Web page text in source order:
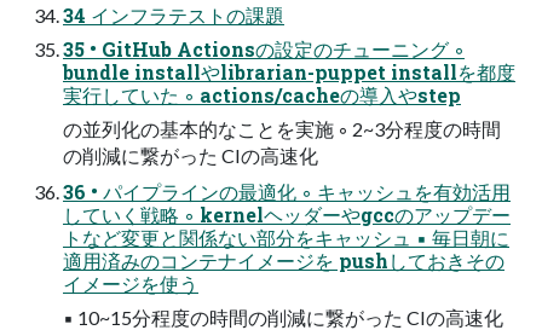
34 インフラテストの課題
35 • GitHub Actionsの設定のチューニング ◦
bundle installやlibrarian-puppet installを都度
実行していた ◦ actions/cacheの導入やstep
の並列化の基本的なことを実施 ◦ 2~3分程度の時間
の削減に繋がった CIの高速化
36 • パイプラインの最適化 ◦ キャッシュを有効活用
していく戦略 ◦ kernelヘッダーやgccのアップデー
トなど変更と関係ない部分をキャッシュ ▪ 毎日朝に
適用済みのコンテナイメージを pushしておきその
イメージを使う
▪ 10~15分程度の時間の削減に繋がった CIの高速化